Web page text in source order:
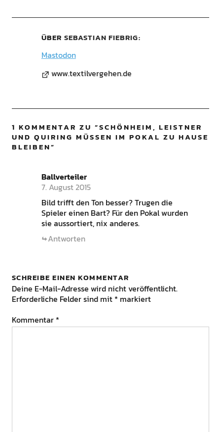
ÜBER SEBASTIAN FIEBRIG
Mastodon
www.textilvergehen.de
1 KOMMENTAR ZU “SCHÖNHEIM, LEISTNER
UND QUIRING MÜSSEN IM POKAL ZU HAUSE
BLEIBEN”
Ballverteiler
7. August 2015
Bild trifft den Ton besser? Trugen die
Spieler einen Bart? Für den Pokal wurden
sie aussortiert, nix anderes.
Antworten
SCHREIBE EINEN KOMMENTAR
Deine E-Mail-Adresse wird nicht veröffentlicht.
Erforderliche Felder sind mit * markiert
Kommentar *